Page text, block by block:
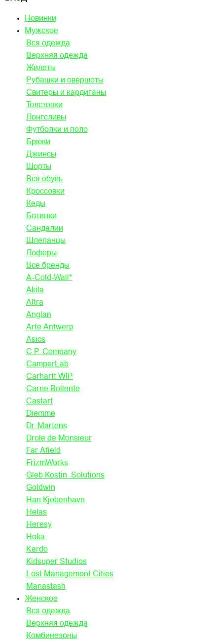
Новинки
Мужское
Вся одежда
Верхняя одежда
Жилеты
Рубашки и овершоты
Свитеры и кардиганы
Толстовки
Лонгсливы
Футболки и поло
Брюки
Джинсы
Шорты
Вся обувь
Кроссовки
Кеды
Ботинки
Сандалии
Шлепанцы
Лоферы
Все бренды
A-Cold-Wall*
Akila
Altra
Anglan
Arte Antwerp
Asics
C.P. Company
CamperLab
Carhartt WIP
Carne Bollente
Castart
Diemme
Dr. Martens
Drole de Monsieur
Far Afield
FrizmWorks
Gleb Kostin .Solutions
Goldwin
Han Kjobenhavn
Helas
Heresy
Hoka
Kardo
Kidsuper Studios
Lost Management Cities
Manastash
Женское
Вся одежда
Верхняя одежда
Комбинезоны